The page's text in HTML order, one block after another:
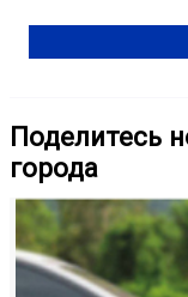
Поделитесь
города